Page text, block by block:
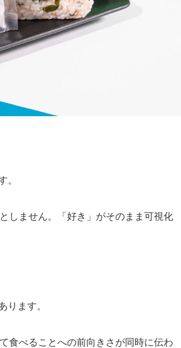
。
しません。「好き」がそのまま可視化
ります。
食べることへの前向きさが同時に伝わ